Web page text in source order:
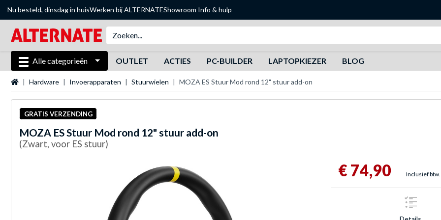
Nu besteld, dinsdag in huisWerken bij ALTERNATEShowroom Info & hulp
Alle categorieën OUTLET ACTIES PC-BUILDER LAPTOPKIEZER BLOG
Startpagina
Hardware Invoerapparaten Stuurwielen MOZA ES Stuur Mod rond 12" stuur add-on
GRATIS VERZENDING
MOZA ES Stuur Mod rond 12" stuur add-on
(Zwart, voor ES stuur)
€ 74,90 Inclusief btw.